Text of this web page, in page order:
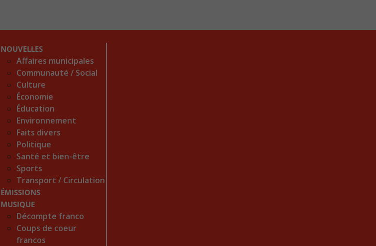
NOUVELLES
Affaires municipales
Communauté / Social
Culture
Économie
Éducation
Environnement
Faits divers
Politique
Santé et bien-être
Sports
Transport / Circulation
ÉMISSIONS
MUSIQUE
Décompte franco
Coups de coeur
francos